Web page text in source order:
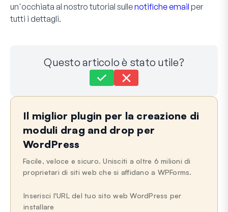
un'occhiata al nostro tutorial sullenotifiche email per
tutti i dettagli.
Questo articolo è stato utile?
Ancora bloccato?
Ultimo aggiornamento il 04 ago 2026
Il miglior plugin per la creazione di
moduli drag and drop per
WordPress
Facile, veloce e sicuro. Unisciti a oltre 6 milioni di
proprietari di siti web che si affidano a WPForms.
Inserisci l'URL del tuo sito web WordPress per
installare